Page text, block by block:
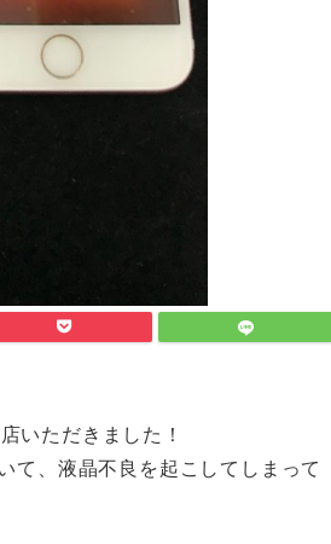
いただきました！
て、液晶不良を起こしてしまって